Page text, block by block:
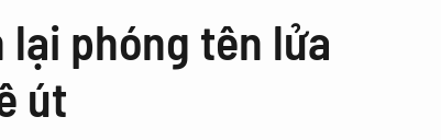
lại phóng tên lửa
út